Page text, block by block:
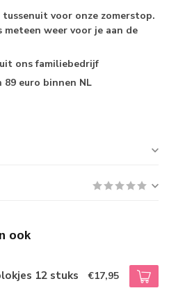
tussenuit voor onze zomerstop.
meteen weer voor je aan de
ons familiebedrijf
89 euro binnen NL
ook
12 stuks €17,95